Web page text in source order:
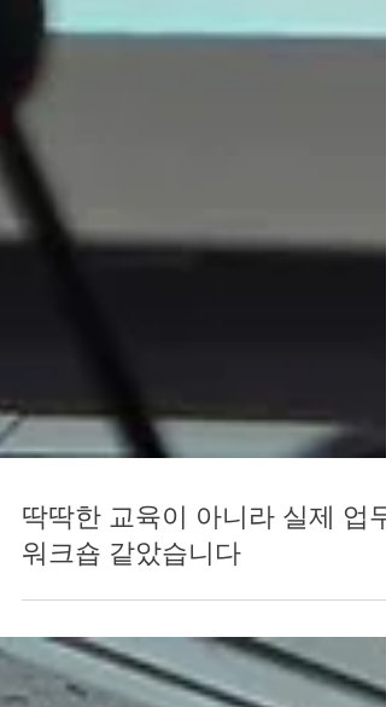
워크숍 같았습니다